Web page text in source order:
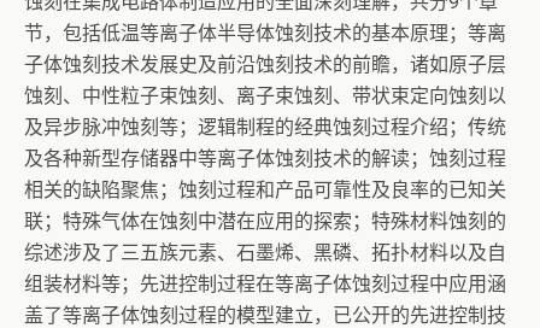
节，包括低温等离子体半导体蚀刻技术的基本原理；等离
子体蚀刻技术发展史及前沿蚀刻技术的前瞻，诸如原子层
蚀刻、中性粒子束蚀刻、离子束蚀刻、带状束定向蚀刻以
及异步脉冲蚀刻等；逻辑制程的经典蚀刻过程介绍；传统
及各种新型存储器中等离子体蚀刻技术的解读；蚀刻过程
相关的缺陷聚焦；蚀刻过程和产品可靠性及良率的已知关
联；特殊气体在蚀刻中潜在应用的探索；特殊材料蚀刻的
综述涉及了三五族元素、石墨烯、黑磷、拓扑材料以及自
组装材料等；先进控制过程在等离子体蚀刻过程中应用涵
盖了等离子体蚀刻过程的模型建立，已公开的先进控制技